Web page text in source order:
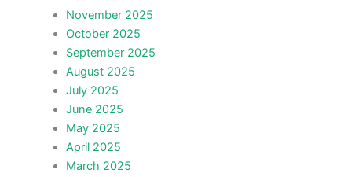
November 2025
October 2025
September 2025
August 2025
July 2025
June 2025
May 2025
April 2025
March 2025